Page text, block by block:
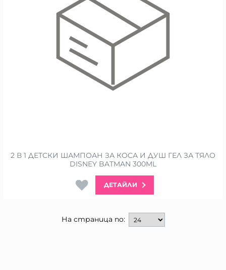
2 В 1 ДЕТСКИ ШАМПОАН ЗА КОСА И ДУШ ГЕЛ ЗА ТЯЛО
DISNEY BATMAN 300ML
ДЕТАЙЛИ
На страница по: